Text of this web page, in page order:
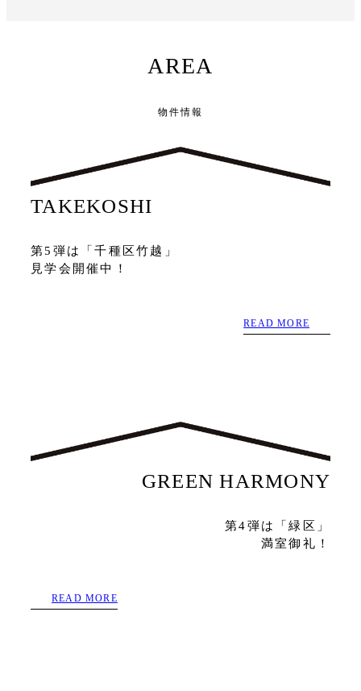
AREA
物件情報
TAKEKOSHI
第5弾は「千種区竹越」
見学会開催中！
READ MORE
GREEN HARMONY
第4弾は「緑区」
満室御礼！
READ MORE